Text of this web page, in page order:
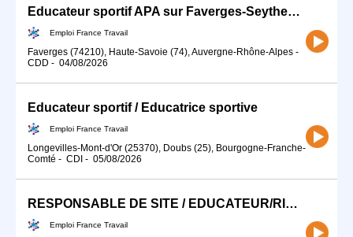
Educateur sportif APA sur Faverges-Seythenex (74) (H/F)
Emploi France Travail
Faverges (74210), Haute-Savoie (74), Auvergne-Rhône-Alpes -
CDD - 04/08/2026
Educateur sportif / Educatrice sportive
Emploi France Travail
Longevilles-Mont-d'Or (25370), Doubs (25), Bourgogne-Franche-
Comté - CDI - 05/08/2026
RESPONSABLE DE SITE / EDUCATEUR/RICE SPORTIF/VE (H/F)
Emploi France Travail